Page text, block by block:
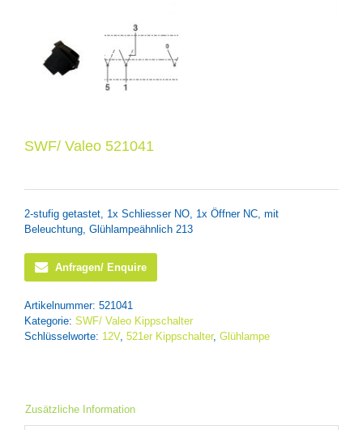
SWF/ Valeo 521041
2-stufig getastet, 1x Schliesser NO, 1x Öffner NC, mit
Beleuchtung, Glühlampeähnlich 213
Anfragen/ Enquire
Artikelnummer: 521041
Kategorie: SWF/ Valeo Kippschalter
Schlüsselworte: 12V, 521er Kippschalter, Glühlampe
Zusätzliche Information